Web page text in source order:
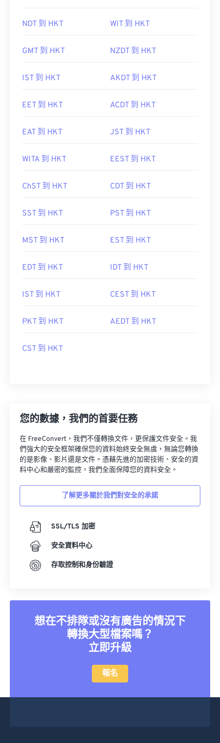
NDT 到 HKT WIT 到 HKT
GMT 到 HKT NZDT 到 HKT
IST 到 HKT AKDT 到 HKT
EET 到 HKT ACDT 到 HKT
EAT 到 HKT JST 到 HKT
WITA 到 HKT EEST 到 HKT
ChST 到 HKT CDT 到 HKT
SST 到 HKT PST 到 HKT
MST 到 HKT EST 到 HKT
EDT 到 HKT IDT 到 HKT
IST 到 HKT CEST 到 HKT
PKT 到 HKT AEDT 到 HKT
CST 到 HKT
您的數據，我們的首要任務
在 FreeConvert，我們不僅轉換文件，更保護文件安全。我
們強大的安全框架確保您的資料始終安全無虞，無論您轉換
的是影像、影片還是文件。憑藉先進的加密技術、安全的資
料中心和嚴密的監控，我們全面保障您的資料安全。
了解更多關於我們對安全的承諾
SSL/TLS 加密
安全資料中心
存取控制和身份驗證
想在不排隊或沒有廣告的情況下
轉換大型檔案嗎？
立即升級
報名